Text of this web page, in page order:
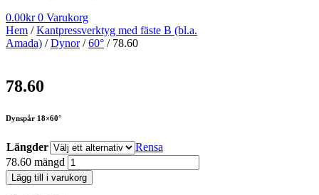
0.00kr 0 Varukorg
Hem /Kantpressverktyg med fäste B (bl.a.
Amada) /Dynor/60° / 78.60
78.60
Dynspår 18×60°
Längder
Rensa
78.60 mängd
Lägg till i varukorg